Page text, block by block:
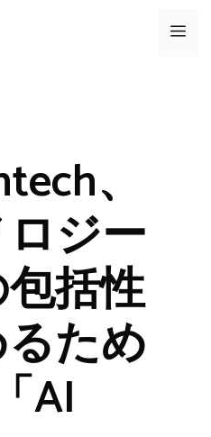
メ
、
ジー
括性
ため
AI